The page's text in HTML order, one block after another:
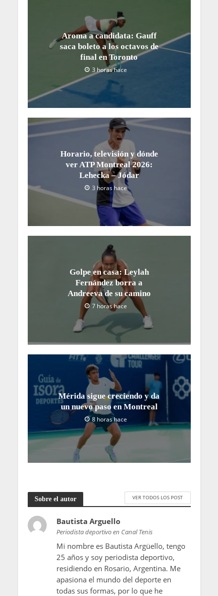
Aroma a candidata: Gauff
saca boleto a los octavos de
final en Toronto
3 horas hace
Horario, televisión y dónde
ver ATP Montreal 2026:
Lehecka – Jódar
3 horas hace
Golpe en casa: Leylah
Fernández borra a
Andreeva de su camino
7 horas hace
Mérida sigue creciendo y da
un nuevo paso en Montreal
8 horas hace
Sobre el autor VER TODOS LOS POST
Bautista Arguello
Periodista deportivo en Canal Tenis
Mi nombre es Bautista Argüello, tengo
25 años y soy periodista deportivo,
residiendo en Rosario, Argentina. Me
apasiona el mundo del deporte en
todas sus formas, por lo que he